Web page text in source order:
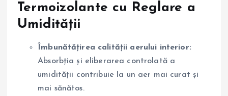
Termoizolante cu Reglare a
Umidității
Îmbunătățirea calității aerului interior:
Absorbția și eliberarea controlată a
umidității contribuie la un aer mai curat și
mai sănătos.